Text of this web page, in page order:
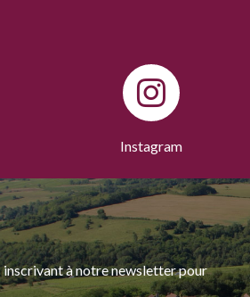
Instagram
inscrivant à notre newsletter pour